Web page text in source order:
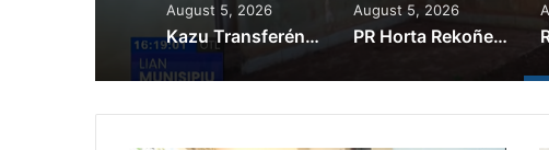
August 5, 2026
Kazu Transferénsia Osan Millaun 42 Husi Singapura, Advogadu Sei Halo Rekursu
August 5, 2026
PR Horta Rekoñese Timoroan Sira Iha Diáspora Nia Kontribuisaun